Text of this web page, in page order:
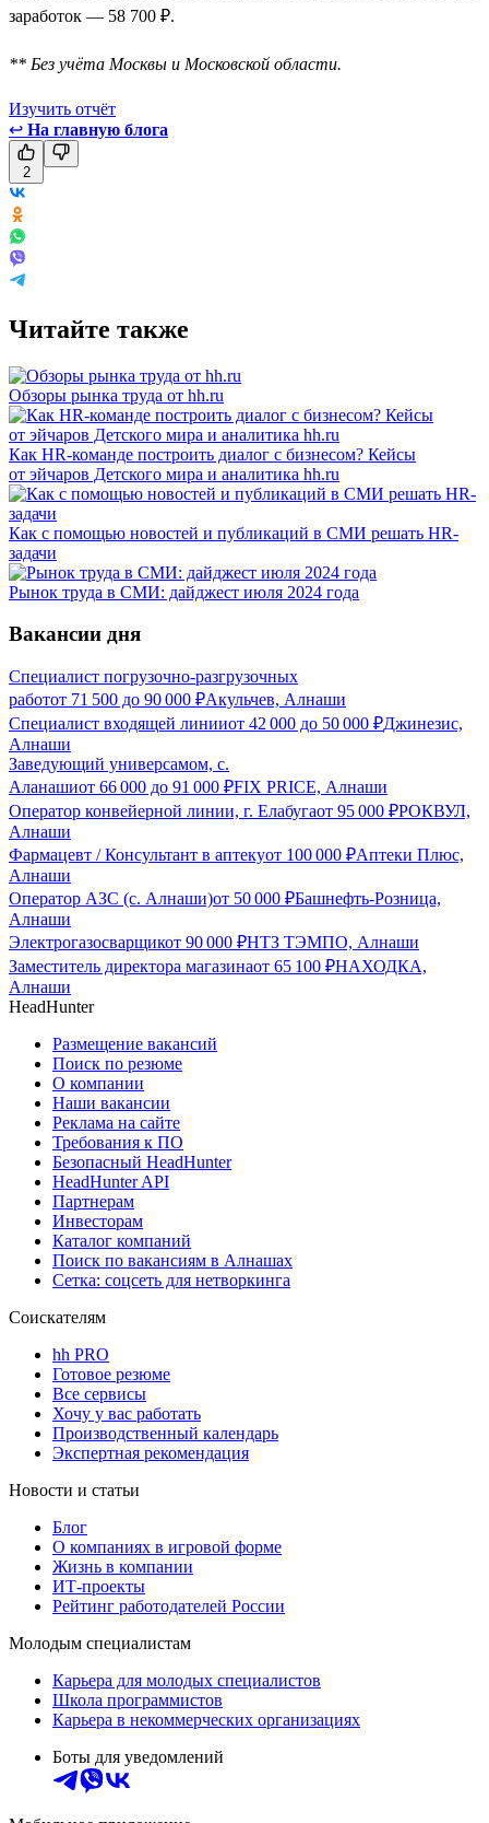
заработок — 58 700 ₽.
** Без учёта Москвы и Московской области.
Изучить отчёт
↩ На главную блога
2
Читайте также
Обзоры рынка труда от hh.ru
Как HR-команде построить диалог с бизнесом? Кейсы
от эйчаров Детского мира и аналитика hh.ru
Как с помощью новостей и публикаций в СМИ решать HR-
задачи
Рынок труда в СМИ: дайджест июля 2024 года
Вакансии дня
Специалист погрузочно-разгрузочных
работот 71 500 до 90 000 ₽Акульчев, Алнаши
Специалист входящей линииот 42 000 до 50 000 ₽Джинезис,
Алнаши
Заведующий универсамом, с.
Аланашиот 66 000 до 91 000 ₽FIX PRICE, Алнаши
Оператор конвейерной линии, г. Елабугаот 95 000 ₽РОКВУЛ,
Алнаши
Фармацевт / Консультант в аптекуот 100 000 ₽Аптеки Плюс,
Алнаши
Оператор АЗС (с. Алнаши)от 50 000 ₽Башнефть-Розница,
Алнаши
Электрогазосварщикот 90 000 ₽НТЗ ТЭМПО, Алнаши
Заместитель директора магазинаот 65 100 ₽НАХОДКА,
Алнаши
HeadHunter
Размещение вакансий
Поиск по резюме
О компании
Наши вакансии
Реклама на сайте
Требования к ПО
Безопасный HeadHunter
HeadHunter API
Партнерам
Инвесторам
Каталог компаний
Поиск по вакансиям в Алнашах
Сетка: соцсеть для нетворкинга
Соискателям
hh PRO
Готовое резюме
Все сервисы
Хочу у вас работать
Производственный календарь
Экспертная рекомендация
Новости и статьи
Блог
О компаниях в игровой форме
Жизнь в компании
ИТ-проекты
Рейтинг работодателей России
Молодым специалистам
Карьера для молодых специалистов
Школа программистов
Карьера в некоммерческих организациях
Боты для уведомлений